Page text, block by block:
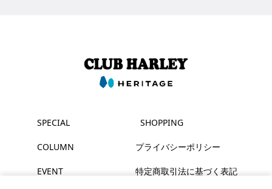
SPECIAL
COLUMN
EVENT
SHOPPING
プライバシーポリシー
特定商取引法に基づく表記